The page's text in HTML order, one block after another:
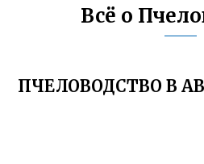
Всё о
ПЧЕЛОВОДСТВО В